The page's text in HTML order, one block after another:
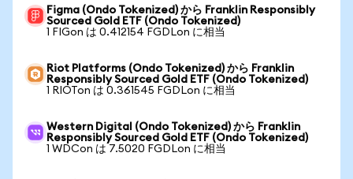
Figma (Ondo Tokenized) から Franklin Responsibly
Sourced Gold ETF (Ondo Tokenized)
1 FIGon は 0.412154 FGDLon に相当
Riot Platforms (Ondo Tokenized) から Franklin
Responsibly Sourced Gold ETF (Ondo Tokenized)
1 RIOTon は 0.361545 FGDLon に相当
Western Digital (Ondo Tokenized) から Franklin
Responsibly Sourced Gold ETF (Ondo Tokenized)
1 WDCon は 7.5020 FGDLon に相当